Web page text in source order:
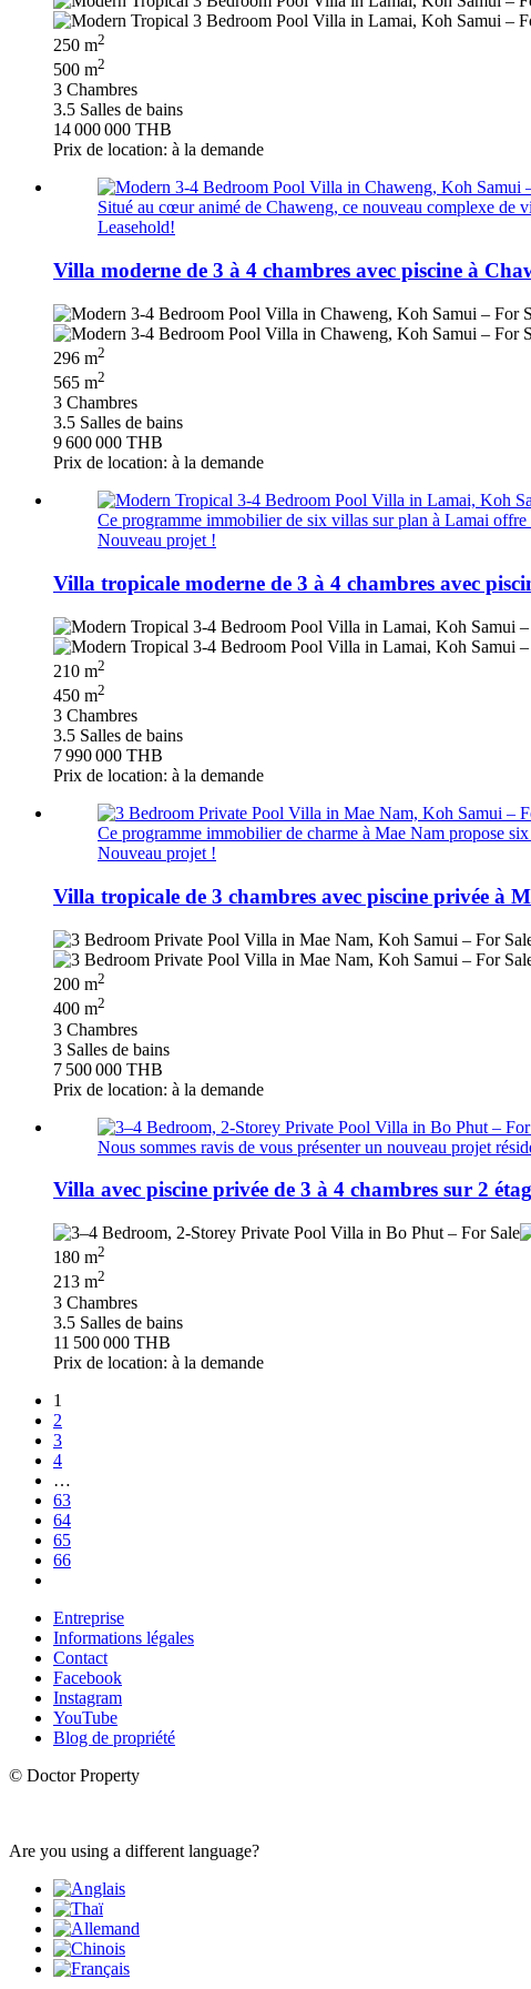
250 m2
500 m2
3 Chambres
3.5 Salles de bains
14 000 000 THB
Prix de location: à la demande
Situé au cœur animé de Chaweng, ce nouveau complexe de
Leasehold!
Villa moderne de 3 à 4 chambres avec piscine à
296 m2
565 m2
3 Chambres
3.5 Salles de bains
9 600 000 THB
Prix de location: à la demande
Ce programme immobilier de six villas sur plan à Lamai
Nouveau projet !
Villa tropicale moderne de 3 à 4 chambres avec
210 m2
450 m2
3 Chambres
3.5 Salles de bains
7 990 000 THB
Prix de location: à la demande
Ce programme immobilier de charme à Mae Nam propose
Nouveau projet !
Villa tropicale de 3 chambres avec piscine privée à
200 m2
400 m2
3 Chambres
3 Salles de bains
7 500 000 THB
Prix de location: à la demande
Nous sommes ravis de vous présenter un nouveau projet
Villa avec piscine privée de 3 à 4 chambres sur 2
180 m2
213 m2
3 Chambres
3.5 Salles de bains
11 500 000 THB
Prix de location: à la demande
1
2
3
4
…
63
64
65
66
Entreprise
Informations légales
Contact
Facebook
Instagram
YouTube
Blog de propriété
© Doctor Property
Are you using a different language?